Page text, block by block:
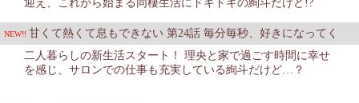
迎え、これから始まる同棲生活にドキドキの絢斗だけど!?
NEW!! 甘くて熱くて息もできない 第24話 毎分毎秒、好きになってく
二人暮らしの新生活スタート！ 理央と家で過ごす時間に幸せ
を感じ、サロンでの仕事も充実している絢斗だけど…？